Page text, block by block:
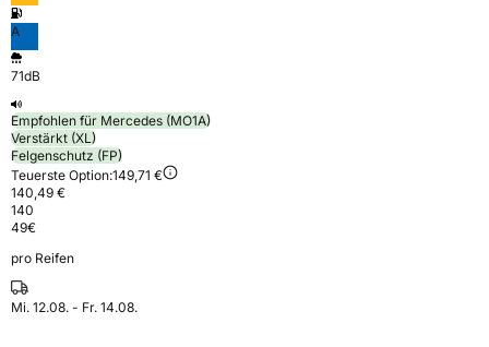
A
71dB
Empfohlen für Mercedes (MO1A)
Verstärkt (XL)
Felgenschutz (FP)
Teuerste Option:149,71 €
140,49 €
140
49€
pro Reifen
Mi. 12.08. - Fr. 14.08.